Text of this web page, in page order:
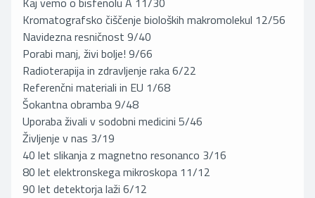
Kromatografsko čiščenje bioloških makromolekul 12/56
Navidezna resničnost 9/40
Porabi manj, živi bolje! 9/66
Radioterapija in zdravljenje raka 6/22
Referenčni materiali in EU 1/68
Šokantna obramba 9/48
Uporaba živali v sodobni medicini 5/46
Življenje v nas 3/19
40 let slikanja z magnetno resonanco 3/16
80 let elektronskega mikroskopa 11/12
90 let detektorja laži 6/12